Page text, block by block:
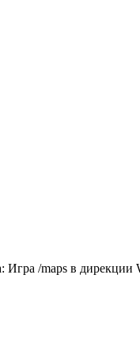
Игра /maps в дирекции